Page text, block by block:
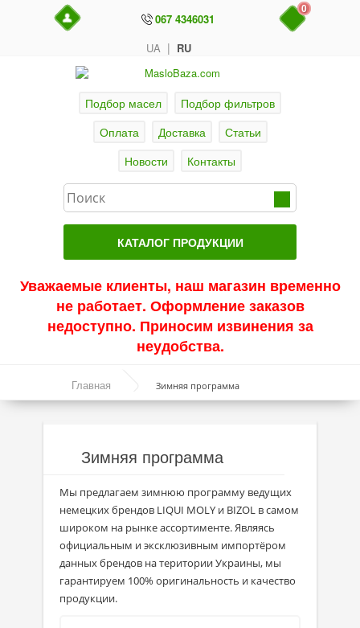
UA | RU
067 4346031
0
Подбор масел
Подбор фильтров
Оплата
Доставка
Статьи
Новости
Контакты
КАТАЛОГ ПРОДУКЦИИ
Актуальные продукты
Акции
Синтетические масла
Минеральные масла
Масло с молибденом
Линейка масел Molygen
Линейка масел Top Tec
Линейка масел Special Tec
Уважаемые клиенты, наш магазин временно
не работает. Оформление заказов
недоступно. Приносим извинения за
неудобства.
Главная Зимняя программа
Зимняя программа
Мы предлагаем зимнюю программу ведущих
немецких брендов LIQUI MOLY и BIZOL в самом
широком на рынке ассортименте. Являясь
официальным и эксклюзивным импортёром
данных брендов на територии Украины, мы
гарантируем 100% оригинальность и качество
продукции.